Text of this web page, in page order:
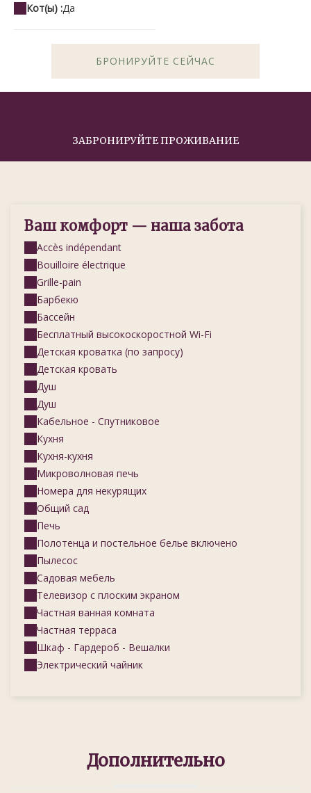
Кот(ы) :Да
БРОНИРУЙТЕ СЕЙЧАС
ЗАБРОНИРУЙТЕ ПРОЖИВАНИЕ
Ваш комфорт — наша забота
Accès indépendant
Bouilloire électrique
Grille-pain
Барбекю
Бассейн
Бесплатный высокоскоростной Wi-Fi
Детская кроватка (по запросу)
Детская кровать
Душ
Душ
Кабельное - Спутниковое
Кухня
Кухня-кухня
Микроволновая печь
Номера для некурящих
Общий сад
Печь
Полотенца и постельное белье включено
Пылесос
Садовая мебель
Телевизор с плоским экраном
Частная ванная комната
Частная терраса
Шкаф - Гардероб - Вешалки
Электрический чайник
Дополнительно